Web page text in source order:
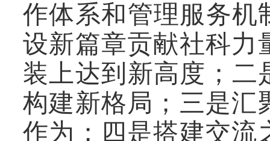
作体系和管理服务机
设新篇章贡献社科力
装上达到新高度；二
构建新格局；三是汇
作为；四是搭建交流